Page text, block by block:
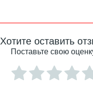
Хотите оставить
Поставьте свою